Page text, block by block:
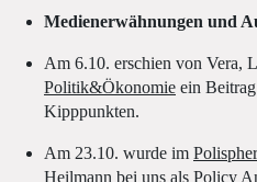
Medienerwähnungen und
Am 6.10. erschien von Vera,
Politik&Ökonomie ein
Kipppunkten.
Am 23.10. wurde im
Heilmann bei uns als Policy